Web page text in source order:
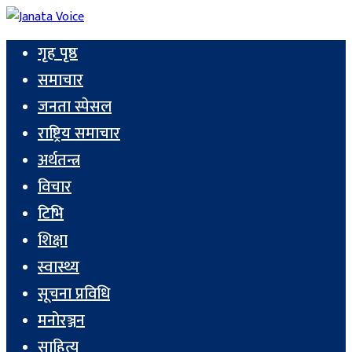
गृह पृष्ठ
समाचार
जनता स्पेसल
राष्ट्रिय समाचार
अर्थतन्त्र
विचार
टिभि
शिक्षा
स्वास्थ्य
सूचना प्रविधि
मनोरञ्जन